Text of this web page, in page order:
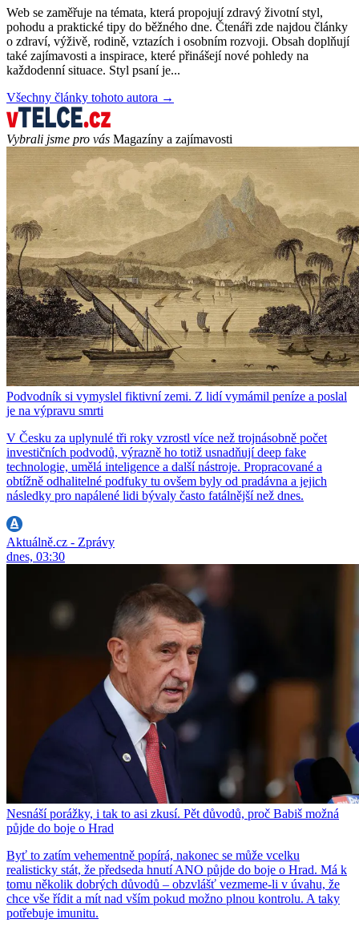
Web se zaměřuje na témata, která propojují zdravý životní styl,
pohodu a praktické tipy do běžného dne. Čtenáři zde najdou články
o zdraví, výživě, rodině, vztazích i osobním rozvoji. Obsah doplňují
také zajímavosti a inspirace, které přinášejí nové pohledy na
každodenní situace. Styl psaní je...
Všechny články tohoto autora →
Vybrali jsme pro vás Magazíny a zajímavosti
Podvodník si vymyslel fiktivní zemi. Z lidí vymámil peníze a poslal
je na výpravu smrti
V Česku za uplynulé tři roky vzrostl více než trojnásobně počet
investičních podvodů, výrazně ho totiž usnadňují deep fake
technologie, umělá inteligence a další nástroje. Propracované a
obtížně odhalitelné podfuky tu ovšem byly od pradávna a jejich
následky pro napálené lidi bývaly často fatálnější než dnes.
Aktuálně.cz - Zprávy
dnes, 03:30
Nesnáší porážky, i tak to asi zkusí. Pět důvodů, proč Babiš možná
půjde do boje o Hrad
Byť to zatím vehementně popírá, nakonec se může vcelku
realisticky stát, že předseda hnutí ANO půjde do boje o Hrad. Má k
tomu několik dobrých důvodů – obzvlášť vezmeme-li v úvahu, že
chce vše řídit a mít nad vším pokud možno plnou kontrolu. A taky
potřebuje imunitu.